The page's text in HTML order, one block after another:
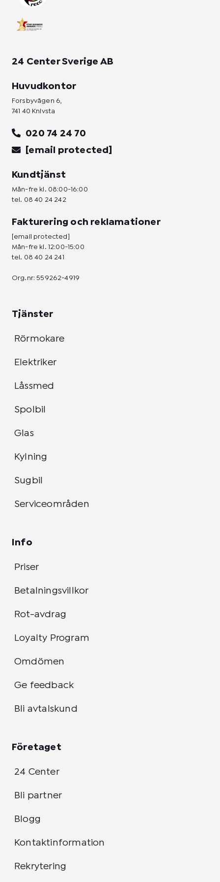
24 Center Sverige AB
Huvudkontor
Forsbyvägen 6,
741 40 Knivsta
020 74 24 70
[email protected]
Kundtjänst
Mån-fre kl. 08:00-16:00
tel. 08 40 24 242
Fakturering och reklamationer
[email protected]
Mån-fre kl. 12:00-15:00
tel. 08 40 24 241
Org.nr: 559262-4919
Tjänster
Rörmokare
Elektriker
Låssmed
Spolbil
Glas
Kylning
Sugbil
Serviceområden
Info
Priser
Betalningsvillkor
Rot-avdrag
Loyalty Program
Omdömen
Ge feedback
Bli avtalskund
Företaget
24 Center
Bli partner
Blogg
Kontaktinformation
Rekrytering